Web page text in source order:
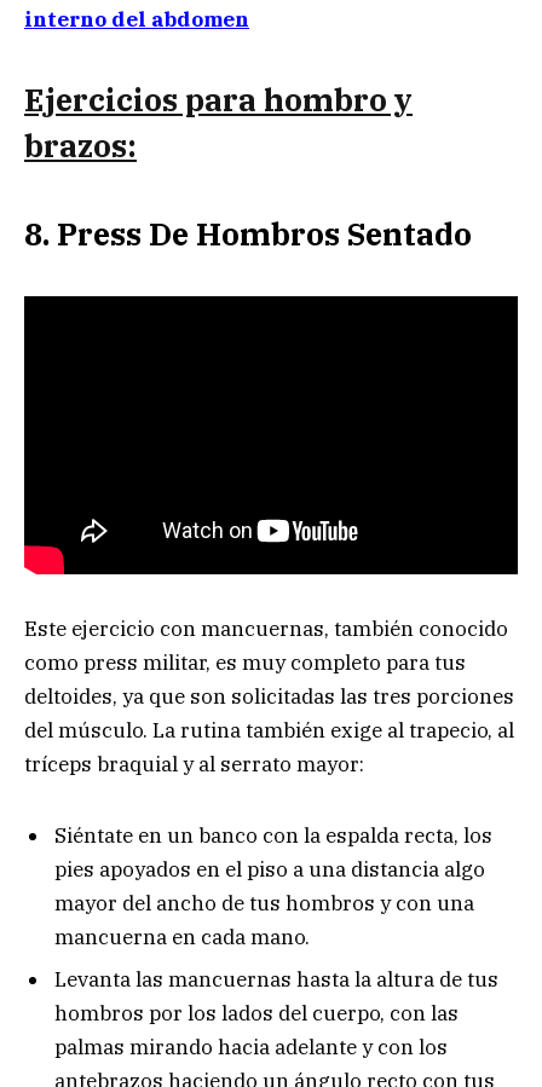
interno del abdomen
Ejercicios para hombro y
brazos:
8. Press De Hombros Sentado
Este ejercicio con mancuernas, también conocido
como press militar, es muy completo para tus
deltoides, ya que son solicitadas las tres porciones
del músculo. La rutina también exige al trapecio, al
tríceps braquial y al serrato mayor:
Siéntate en un banco con la espalda recta, los
pies apoyados en el piso a una distancia algo
mayor del ancho de tus hombros y con una
mancuerna en cada mano.
Levanta las mancuernas hasta la altura de tus
hombros por los lados del cuerpo, con las
palmas mirando hacia adelante y con los
antebrazos haciendo un ángulo recto con tus